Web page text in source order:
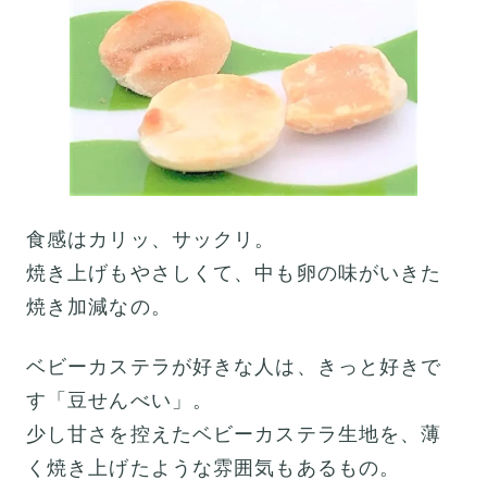
食感はカリッ、サックリ。
焼き上げもやさしくて、中も卵の味がいきた
焼き加減なの。
ベビーカステラが好きな人は、きっと好きで
す「豆せんべい」。
少し甘さを控えたベビーカステラ生地を、薄
く焼き上げたような雰囲気もあるもの。